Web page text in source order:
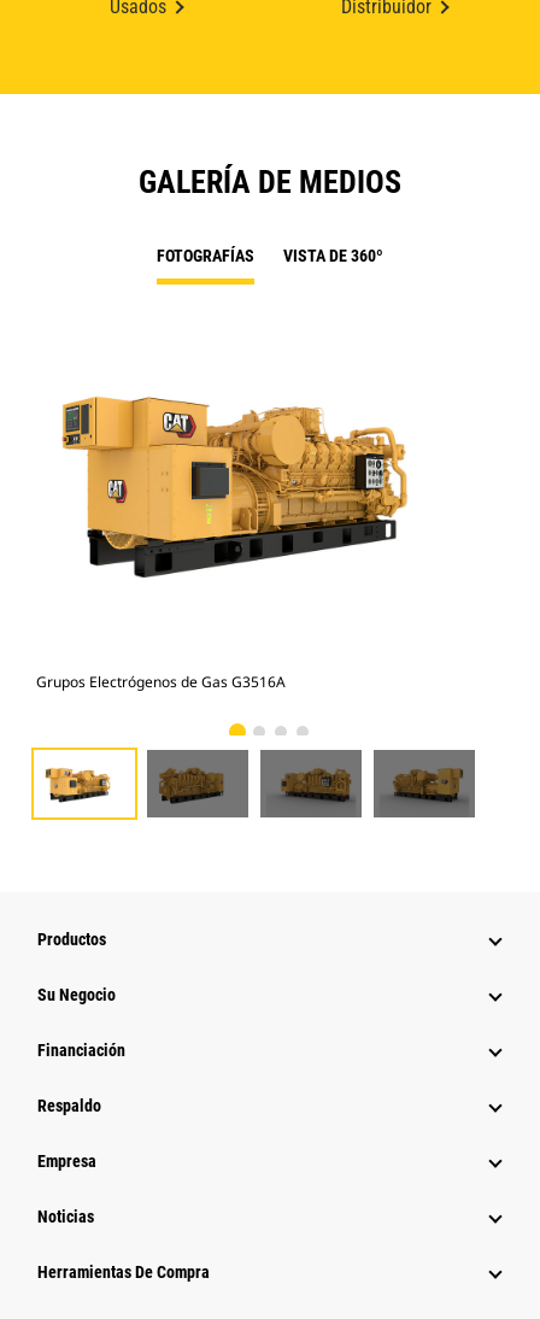
Usados
Distribuidor
GALERÍA DE MEDIOS
FOTOGRAFÍAS VISTA DE 360º
Grupos Electrógenos de Gas G3516A
Productos
Su Negocio
Financiación
Respaldo
Empresa
Noticias
Herramientas De Compra